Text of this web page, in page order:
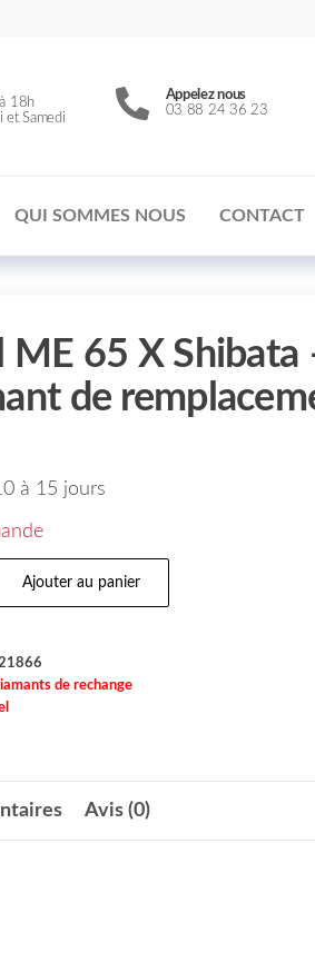
18h
et Samedi
Appelez nous
03 88 24 36 23
QUI SOMMES NOUS CONTACT
ME 65 X Shibata
de
à 15 jours
Ajouter au panier
de rechange
Avis (0)